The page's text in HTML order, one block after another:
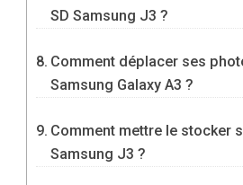
SD Samsung J3 ?
Comment déplacer ses
Samsung Galaxy A3 ?
Comment mettre le stocker
Samsung J3 ?